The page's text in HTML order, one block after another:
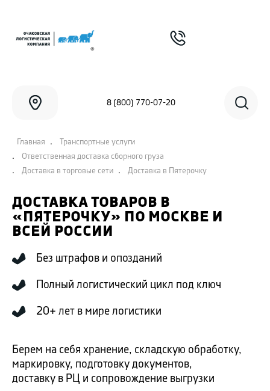
8 (800) 770-07-20
Главная . Транспортные услуги
. Ответственная доставка сборного груза
. Доставка в торговые сети . Доставка в Пятерочку
ДОСТАВКА ТОВАРОВ В
«ПЯТЕРОЧКУ» ПО МОСКВЕ И
ВСЕЙ РОССИИ
Без штрафов и опозданий
Полный логистический цикл под ключ
20+ лет в мире логистики
Берем на себя хранение, складскую обработку,
маркировку, подготовку документов,
доставку в РЦ и сопровождение выгрузки